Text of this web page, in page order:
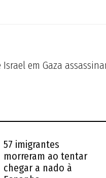
Israel em Gaza
57 imigrantes
morreram ao tentar
chegar a nado à